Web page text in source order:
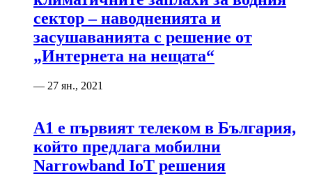
сектор – наводненията и
засушаванията с решение от
„Интернета на нещата“
— 27 ян., 2021
А1 е първият телеком в България,
който предлага мобилни
Narrowband IoT решения